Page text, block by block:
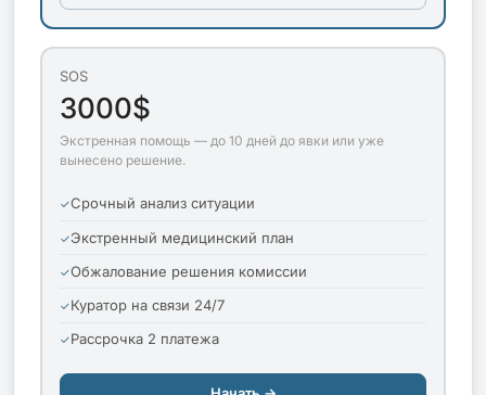
SOS
3000$
Экстренная помощь — до 10 дней до явки или уже
вынесено решение.
Срочный анализ ситуации
Экстренный медицинский план
Обжалование решения комиссии
Куратор на связи 24/7
Рассрочка 2 платежа